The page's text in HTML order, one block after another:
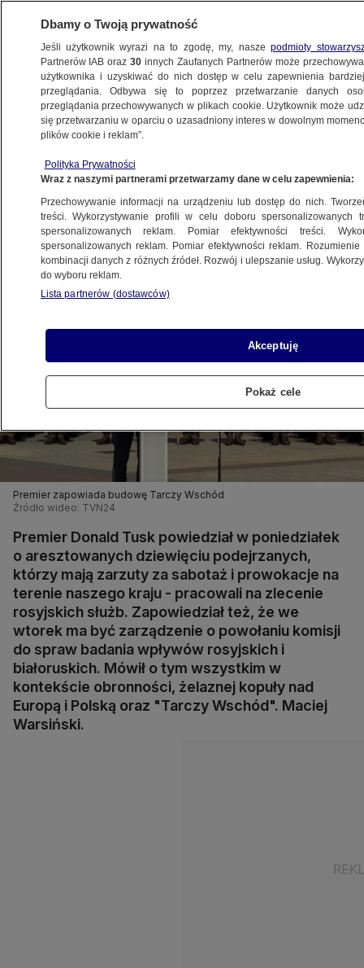
PROGRAMY
Wschód"
21.05.2024, 05:23
Udostępnij
Premier zapowiada budowę Tarczy Wschód
Źródło wideo: TVN24
Premier Donald Tusk powiedział w poniedziałek
o aresztowanych dziewięciu podejrzanych,
którzy mają zarzuty za sabotaż i prowokacje na
terenie naszego kraju - pracowali na zlecenie
rosyjskich służb. Zapowiedział też, że we
wtorek ma być zarządzenie o powołaniu komisji
do spraw badania wpływów rosyjskich i
białoruskich. Mówił o tym wszystkim w
kontekście obronności, żelaznej kopuły nad
Europą i Polską oraz "Tarczy Wschód". Maciej
Warsiński.
Dbamy o Twoją prywatność
Jeśli użytkownik wyrazi na to zgodę, my, naszepodmioty
Partnerów IAB oraz30 innych Zaufanych Partnerów może
użytkownika i uzyskiwać do nich dostęp w celu zapewnienia
przeglądania. Odbywa się to poprzez przetwarzanie danych
przeglądania przechowywanych w plikach cookie. Użytkownik może
się przetwarzaniu w oparciu o uzasadniony interes w dowolnym
plików cookie i reklam”.
Polityka Prywatności
Wraz z naszymi partnerami przetwarzamy dane w celu zapewnienia:
Przechowywanie informacji na urządzeniu lub dostęp do nich.
treści. Wykorzystywanie profili w celu doboru spersonalizowanych
spersonalizowanych reklam. Pomiar efektywności treści.
spersonalizowanych reklam. Pomiar efektywności reklam.
kombinacji danych z różnych źródeł. Rozwój i ulepszanie usług.
do wyboru reklam.
Lista partnerów (dostawców)
Akceptuję
Pokaż cele